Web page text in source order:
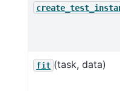
fit (task, data)